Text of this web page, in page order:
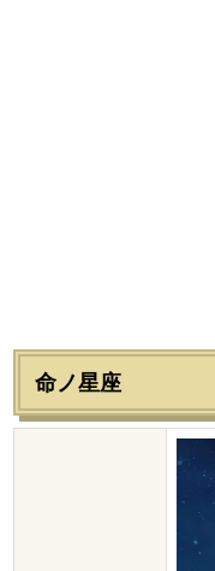
命ノ星座